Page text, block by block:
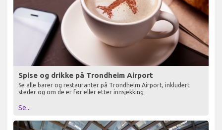
Spise og drikke på Trondheim Airport
Se alle barer og restauranter på Trondheim Airport, inkludert
steder og om de er før eller etter innsjekking
Se...